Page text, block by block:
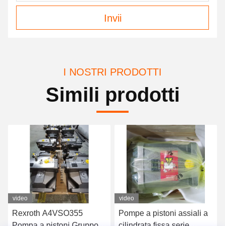
Invii
I NOSTRI PRODOTTI
Simili prodotti
video
Rexroth A4VSO355
video
Pompe a pistoni assiali a